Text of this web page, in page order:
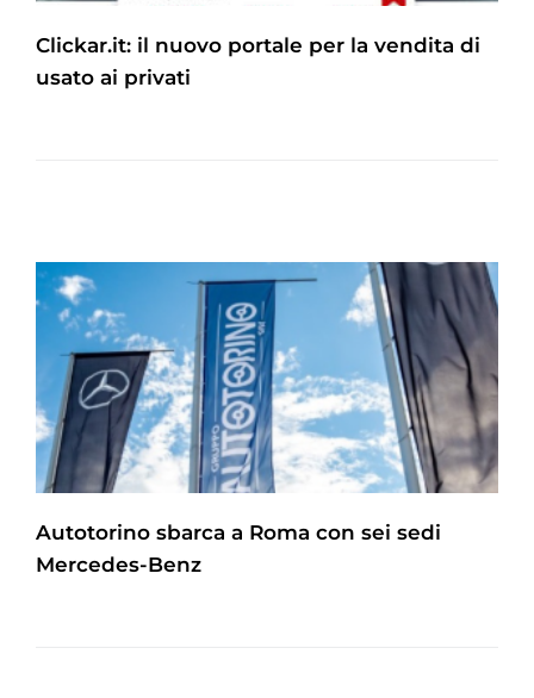
Clickar.it: il nuovo portale per la vendita di
usato ai privati
Autotorino sbarca a Roma con sei sedi
Mercedes-Benz